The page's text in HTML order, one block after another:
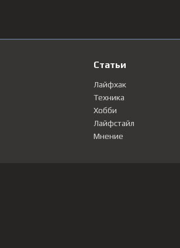
Статьи
Лайфхак
Техника
Хобби
Лайфстайл
Мнение